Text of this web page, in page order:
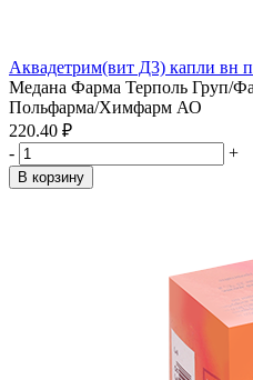
Аквадетрим(вит Д3) капли вн
Медана Фарма Терполь Груп/
Польфарма/Химфарм АО
220.40 ₽
-
+
В корзину